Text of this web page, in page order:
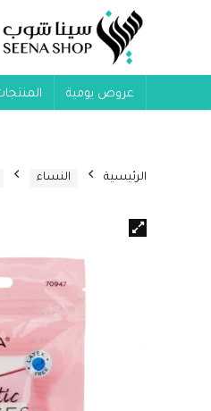
عروض يومية
الرئيسية النساء